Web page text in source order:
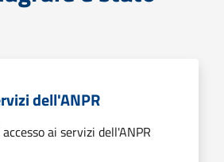
dell'ANPR
ai servizi dell'ANPR